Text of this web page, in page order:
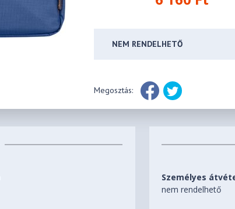
NEM RENDELHETŐ
Megosztás:
Személyes
nem rendelhető